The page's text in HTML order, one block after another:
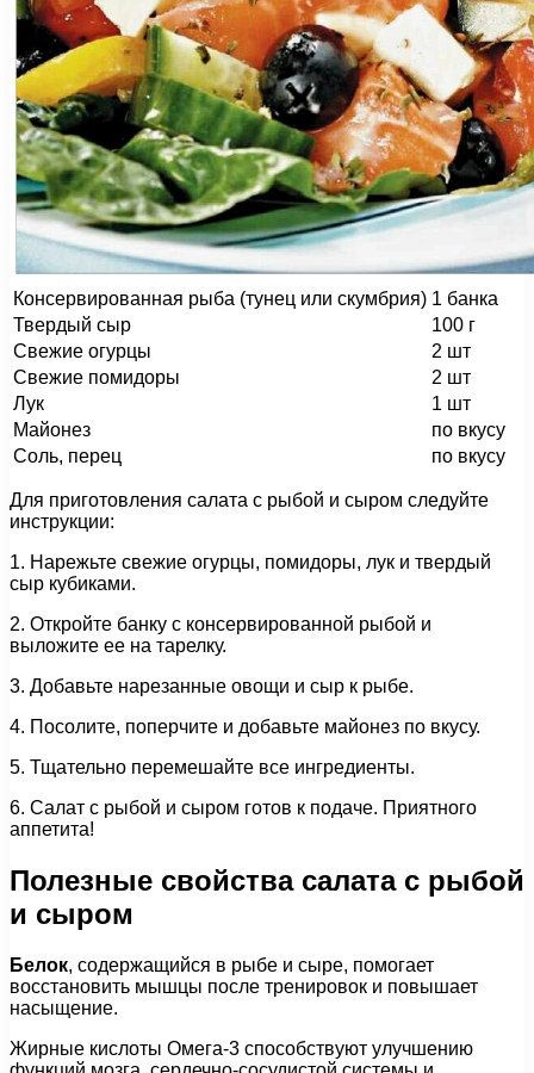
Консервированная рыба (тунец или скумбрия) 1 банка
Твердый сыр
100 г
Свежие огурцы
2 шт
Свежие помидоры
2 шт
Лук
1 шт
Майонез
по вкусу
Соль, перец
по вкусу
Для приготовления салата с рыбой и сыром следуйте
инструкции:
1. Нарежьте свежие огурцы, помидоры, лук и твердый
сыр кубиками.
2. Откройте банку с консервированной рыбой и
выложите ее на тарелку.
3. Добавьте нарезанные овощи и сыр к рыбе.
4. Посолите, поперчите и добавьте майонез по вкусу.
5. Тщательно перемешайте все ингредиенты.
6. Салат с рыбой и сыром готов к подаче. Приятного
аппетита!
Полезные свойства салата с рыбой
и сыром
Белок, содержащийся в рыбе и сыре, помогает
восстановить мышцы после тренировок и повышает
насыщение.
Жирные кислоты Омега-3 способствуют улучшению